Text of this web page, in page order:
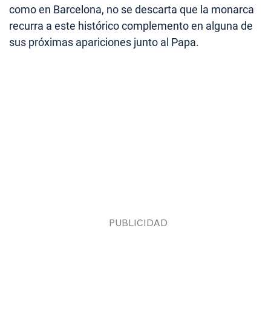
como en Barcelona, no se descarta que la monarca
recurra a este histórico complemento en alguna de
sus próximas apariciones junto al Papa.